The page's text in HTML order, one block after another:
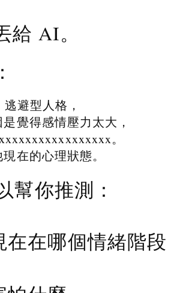
給 AI。
避型人格，
覺得感情壓力太大，
。
在的心理狀態。
幫你推測：
在在哪個情緒階段